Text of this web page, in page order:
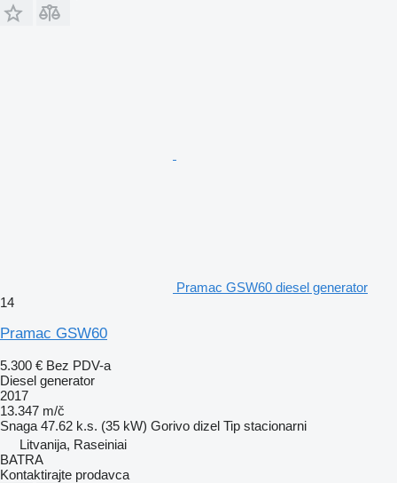
Pramac GSW60 diesel generator
14
Pramac GSW60
5.300 € Bez PDV-a
Diesel generator
2017
13.347 m/č
Snaga 47.62 k.s. (35 kW) Gorivo dizel Tip stacionarni
Litvanija, Raseiniai
BATRA
Kontaktirajte prodavca